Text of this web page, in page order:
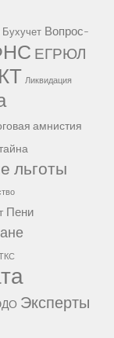
Бухучет Вопрос-
ЕГРЮЛ
Ликвидация
амнистия
льготы
Пени
Эксперты